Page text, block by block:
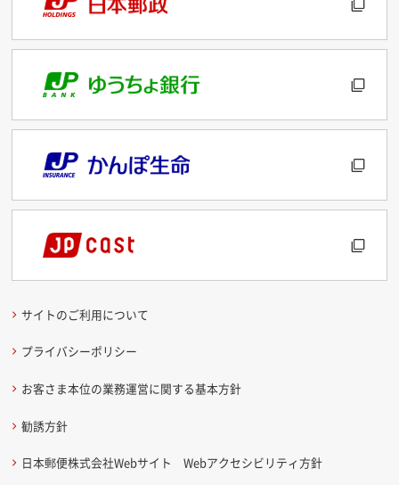
サイトのご利用について
プライバシーポリシー
お客さま本位の業務運営に関する基本方針
勧誘方針
日本郵便株式会社Webサイト Webアクセシビリティ方針